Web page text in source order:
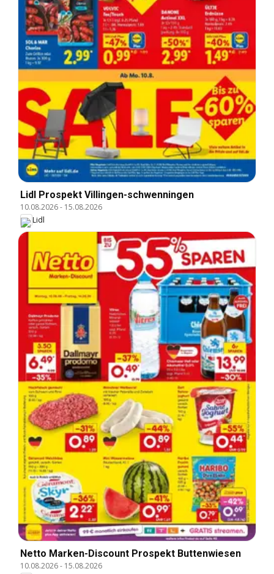
Lidl Prospekt Villingen-schwenningen
10.08.2026- 15.08.2026
Lidl
Netto Marken-Discount Prospekt Buttenwiesen
10.08.2026- 15.08.2026